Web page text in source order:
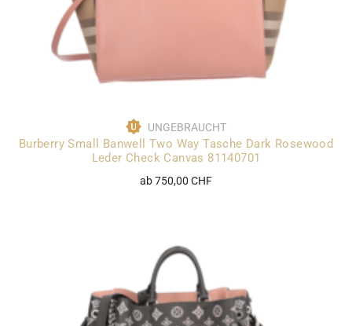
UNGEBRAUCHT
Burberry Small Banwell Two Way Tasche Dark Rosewood
Leder Check Canvas 81140701
ab 750,00 CHF